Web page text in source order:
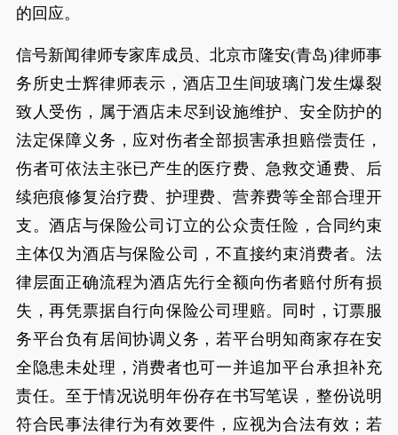
的回应。
信号新闻律师专家库成员、北京市隆安(青岛)律师事
务所史士辉律师表示，酒店卫生间玻璃门发生爆裂
致人受伤，属于酒店未尽到设施维护、安全防护的
法定保障义务，应对伤者全部损害承担赔偿责任，
伤者可依法主张已产生的医疗费、急救交通费、后
续疤痕修复治疗费、护理费、营养费等全部合理开
支。酒店与保险公司订立的公众责任险，合同约束
主体仅为酒店与保险公司，不直接约束消费者。法
律层面正确流程为酒店先行全额向伤者赔付所有损
失，再凭票据自行向保险公司理赔。同时，订票服
务平台负有居间协调义务，若平台明知商家存在安
全隐患未处理，消费者也可一并追加平台承担补充
责任。至于情况说明年份存在书写笔误，整份说明
符合民事法律行为有效要件，应视为合法有效；若